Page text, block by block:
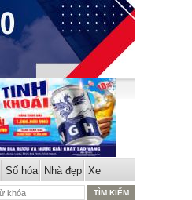
Số hóa Nhà đẹp Xe